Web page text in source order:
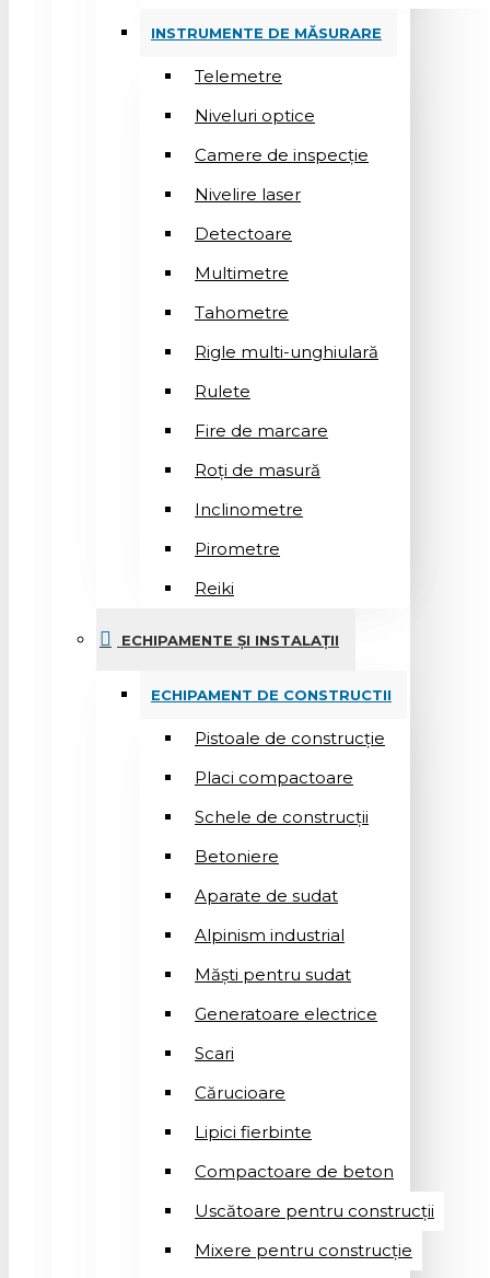
INSTRUMENTE DE MĂSURARE
Telemetre
Niveluri optice
Camere de inspecție
Nivelire laser
Detectoare
Multimetre
Tahometre
Rigle multi-unghiulară
Rulete
Fire de marcare
Roți de masură
Inclinometre
Pirometre
Reiki
ECHIPAMENTE ȘI INSTALAȚII
ECHIPAMENT DE CONSTRUCTII
Pistoale de construcție
Placi compactoare
Schele de construcții
Betoniere
Aparate de sudat
Alpinism industrial
Măști pentru sudat
Generatoare electrice
Scari
Cărucioare
Lipici fierbinte
Compactoare de beton
Uscătoare pentru construcții
Mixere pentru construcție